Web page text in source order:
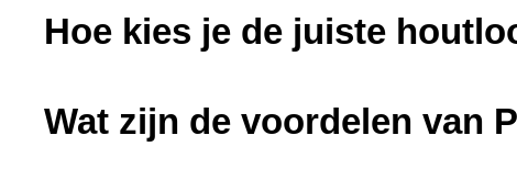
Hoe kies je de juiste
Wat zijn de voordelen van